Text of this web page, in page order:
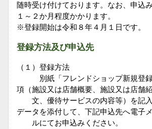
随時受け付けております。なお、申込
１～２か月程度かかります。
※登録開始は令和８年４月１日です。
登録方法及び申込先
（１）登録方法
別紙「フレンドショップ新規登録
項（施設又は店舗概要、施設又は店舗
文、優待サービスの内容等）を記入
データを添付して、下記申込先へ電子
ルにてお申込みください。